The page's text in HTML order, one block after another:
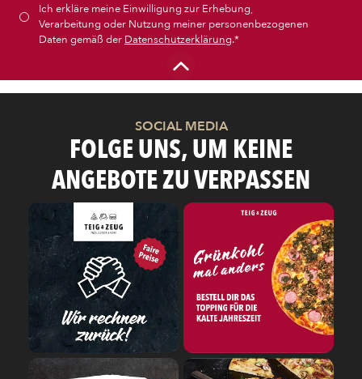
Ich erkläre meine Einwilligung zur Erhebung,
Verarbeitung oder Nutzung meiner personenbezogenen
Daten gemäß der Datenschutzerklärung.*
SOCIAL MEDIA
FOLGE UNS, UM KEINE
ANGEBOTE ZU VERPASSEN